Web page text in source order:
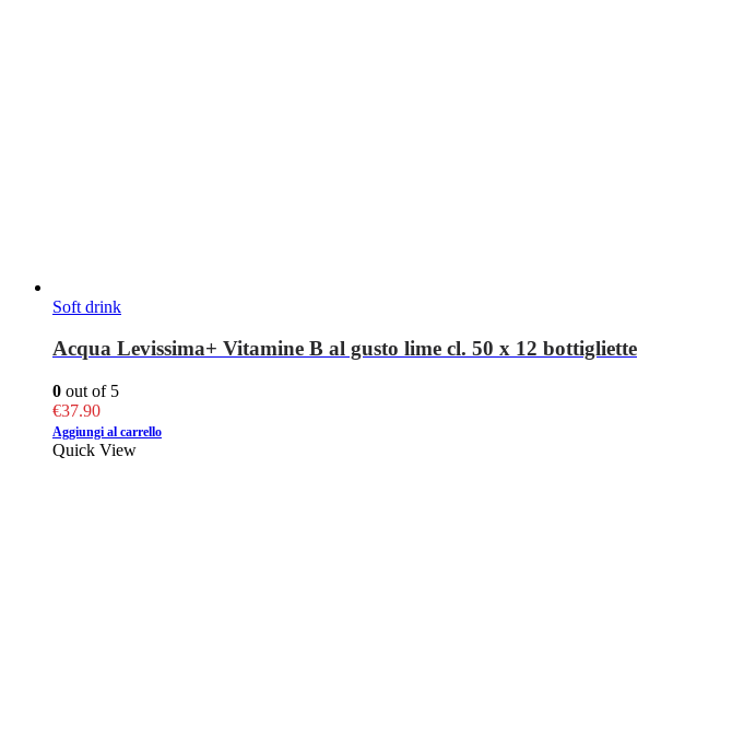
Soft drink
Acqua Levissima+ Vitamine B al gusto lime cl. 50 x 12 bottigliette
0 out of 5
€37.90
Aggiungi al carrello
Quick View